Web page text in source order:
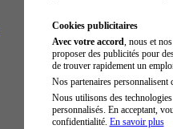
Cookies publicitaires
Avec votre accord , nous et
proposer des publicités pour
de trouver rapidement un
Nos partenaires personnalisent
Nous utilisons des
personnalisés. En acceptant,
confidentialité. En savoir plus